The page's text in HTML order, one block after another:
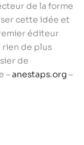
de la forme
cette idée et
éditeur
rien de plus
de
–anestaps.org–